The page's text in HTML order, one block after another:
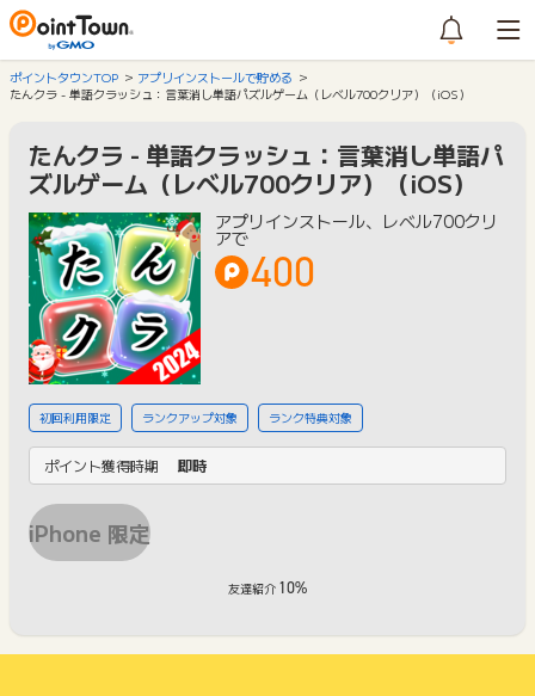
ポイントタウンTOP
アプリインストールで貯める
たんクラ - 単語クラッシュ：言葉消し単語パズルゲーム（レベル700クリア）（iOS）
たんクラ - 単語クラッシュ：言葉消し単語パ
ズルゲーム（レベル700クリア）（iOS）
アプリインストール、レベル700クリ
アで
400
初回利用限定 ランクアップ対象 ランク特典対象
ポイント獲得時期 即時
iPhone 限定
友達紹介 10%